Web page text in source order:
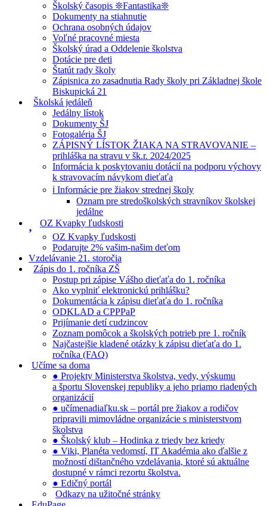
Školský časopis ❊Fantastika❊
Dokumenty na stiahnutie
Ochrana osobných údajov
Voľné pracovné miesta
Školský úrad a Oddelenie školstva
Dotácie pre deti
Štatút rady školy
Zápisnica zo zasadnutia Rady školy pri Základnej škole
Biskupická 21
Školská jedáleň
Jedálny lístok
Dokumenty ŠJ
Fotogaléria ŠJ
ZÁPISNÝ LÍSTOK ŽIAKA NA STRAVOVANIE –
prihláška na stravu v šk.r. 2024/2025
Informácia k poskytovaniu dotácií na podporu výchovy
k stravovacím návykom dieťaťa
ℹ️ Informácie pre žiakov strednej školy
Oznam pre stredoškolských stravníkov školskej
jedálne
OZ Kvapky ľudskosti
OZ Kvapky ľudskosti
Podarujte 2% vašim-našim deťom
Vzdelávanie 21. storočia
Zápis do 1. ročníka ZŠ
Postup pri zápise Vášho dieťaťa do 1. ročníka
Ako vyplniť elektronickú prihlášku?
Dokumentácia k zápisu dieťaťa do 1. ročníka
ODKLAD a CPPPaP
Prijímanie detí cudzincov
Zoznam pomôcok a školských potrieb pre 1. ročník
Najčastejšie kladené otázky k zápisu dieťaťa do 1.
ročníka (FAQ)
Učíme sa doma
● Projekty Ministerstva školstva, vedy, výskumu
a športu Slovenskej republiky a jeho priamo riadených
organizácií
● učímenadiaľku.sk – portál pre žiakov a rodičov
pripravili mimovládne organizácie s ministerstvom
školstva
● Školský klub – Hodinka z triedy bez kriedy
● Viki, Planéta vedomstí, IT Akadémia ako ďalšie z
možností dištančného vzdelávania, ktoré sú aktuálne
dostupné v rámci rezortu školstva.
● Edičný portál
Odkazy na užitočné stránky